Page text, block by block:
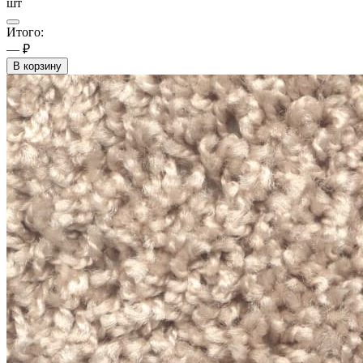
шт
Итого:
— ₽
В корзину